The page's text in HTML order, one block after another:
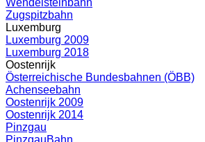
Wendelsteinbahn
Zugspitzbahn
Luxemburg
Luxemburg 2009
Luxemburg 2018
Oostenrijk
Österreichische Bundesbahnen (ÖBB)
Achenseebahn
Oostenrijk 2009
Oostenrijk 2014
Pinzgau
PinzgauBahn